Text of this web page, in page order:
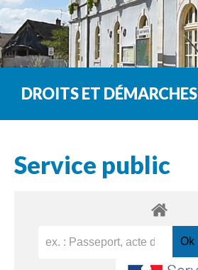
DROITS ET DÉMARCHES
Service public